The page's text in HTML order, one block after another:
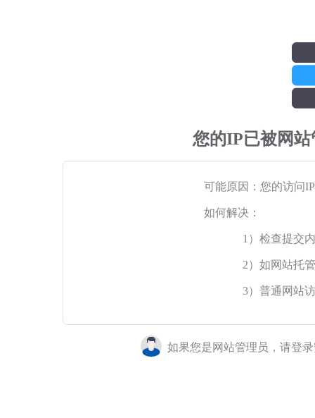
您的IP已被网
可能原因：您的访问
如何解决：
1）检查提交
2）如网站托
3）普通网站
如果您是网站管理员，请登